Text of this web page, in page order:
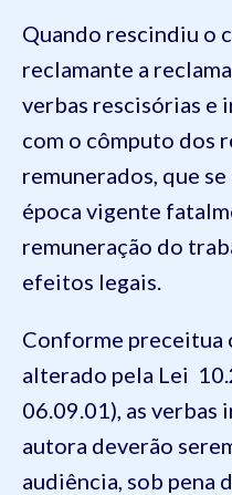
Quando rescindiu o
reclamante a
verbas rescisórias e
com o cômputo dos
remunerados, que
época vigente
remuneração do
efeitos legais.
Conforme preceitua
alterado pela Lei
06.09.01), as verbas
autora deverão
audiência, sob pena